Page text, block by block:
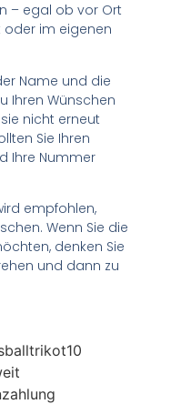
– egal ob vor Ort
oder im eigenen
Name und die
Ihren Wünschen
nicht erneut
Sie Ihren
Ihre Nummer
empfohlen,
Wenn Sie die
denken Sie
und dann zu